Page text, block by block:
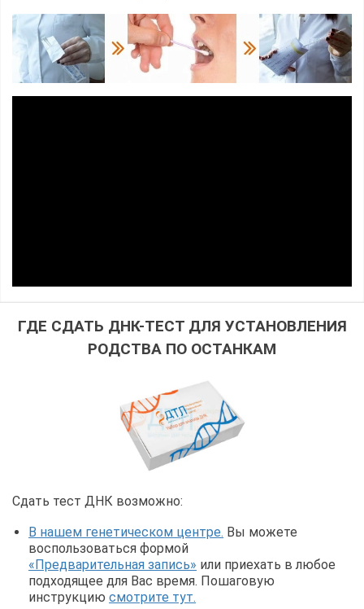
ГДЕ СДАТЬ ДНК-ТЕСТ ДЛЯ УСТАНОВЛЕНИЯ
РОДСТВА ПО ОСТАНКАМ
Сдать тест ДНК возможно:
В нашем генетическом центре. Вы можете
воспользоваться формой
«Предварительная запись» или приехать в любое
подходящее для Вас время. Пошаговую
инструкцию смотрите тут.